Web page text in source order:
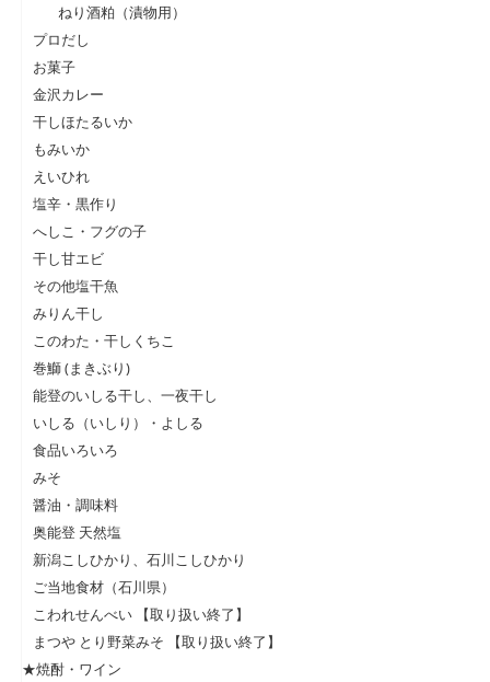
ねり酒粕（漬物用）
プロだし
お菓子
金沢カレー
干しほたるいか
もみいか
えいひれ
塩辛・黒作り
へしこ・フグの子
干し甘エビ
その他塩干魚
みりん干し
このわた・干しくちこ
巻鰤 (まきぶり)
能登のいしる干し、一夜干し
いしる（いしり）・よしる
食品いろいろ
みそ
醤油・調味料
奥能登 天然塩
新潟こしひかり、石川こしひかり
ご当地食材（石川県）
こわれせんべい 【取り扱い終了】
まつや とり野菜みそ 【取り扱い終了】
★焼酎・ワイン